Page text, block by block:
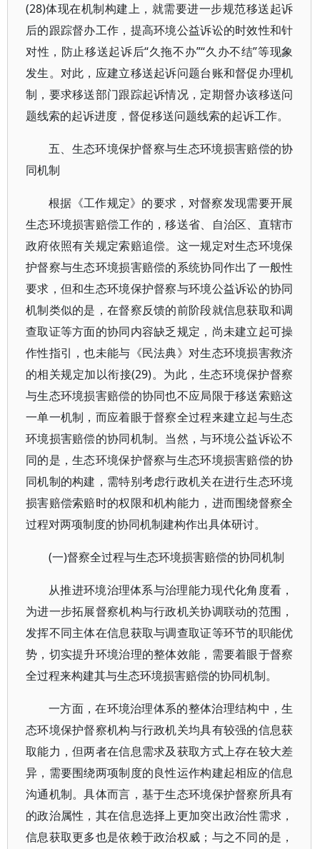
(28)体现在机制构建上，就需要进一步规范移送起诉
后的跟踪督办工作，提高环境公益诉讼的时效性和针
对性，防止移送起诉后“久拖不办”“久办不结”等现象
发生。对此，应建立移送起诉问题台账和督促办理机
制，要求移送部门跟踪起诉情况，定期督办该移送问
题线索的起诉进度，督促移送问题线索的起诉工作。
五、生态环境保护督察与生态环境损害赔偿的协
同机制
根据《工作规定》的要求，对督察发现需要开展
生态环境损害赔偿工作的，移送省、自治区、直辖市
政府依照有关规定索赔追偿。这一规定对生态环境保
护督察与生态环境损害赔偿的系统协同作出了一般性
要求，但和生态环境保护督察与环境公益诉讼的协同
机制类似的是，在督察反馈的前阶段就信息获取和调
查取证等方面的协同内容缺乏规定，尚未建立起可操
作性指引，也未能与《民法典》对生态环境损害救济
的相关规定加以衔接(29)。为此，生态环境保护督察
与生态环境损害赔偿的协同也不应局限于移送索赔这
一单一机制，而应着眼于督察全过程来建立起与生态
环境损害赔偿的协同机制。当然，与环境公益诉讼不
同的是，生态环境保护督察与生态环境损害赔偿的协
同机制的构建，需特别考虑行政机关在进行生态环境
损害赔偿索赔时的权限和机构能力，进而围绕督察全
过程对两项制度的协同机制建构作出具体研讨。
(一)督察全过程与生态环境损害赔偿的协同机制
从推进环境治理体系与治理能力现代化角度看，
为进一步拓展督察机构与行政机关协调联动的范围，
发挥不同主体在信息获取与调查取证等环节的职能优
势，切实提升环境治理的整体效能，需要着眼于督察
全过程来构建其与生态环境损害赔偿的协同机制。
一方面，在环境治理体系的整体治理结构中，生
态环境保护督察机构与行政机关均具有较强的信息获
取能力，但两者在信息需求及获取方式上存在较大差
异，需要围绕两项制度的良性运作构建起相应的信息
沟通机制。具体而言，基于生态环境保护督察所具有
的政治属性，其在信息选择上更加突出政治性需求，
信息获取更多也是依赖于政治权威；与之不同的是，